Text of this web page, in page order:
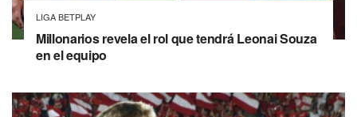
LIGA BETPLAY
Millonarios revela el rol que tendrá Leonai Souza
en el equipo